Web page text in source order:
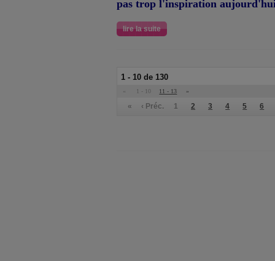
pas trop l'inspiration
lire la suite
1 - 10 de 130
« 1 - 10 11 - 13 »
« ‹ Préc. 1 2 3 4 5 6